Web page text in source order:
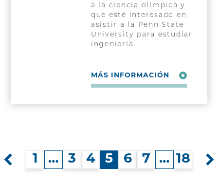
a la ciencia olímpica y
que esté interesado en
asistir a la Penn State
University para estudiar
ingeniería.
MÁS INFORMACIÓN
1 … 3 4 5 6 7 … 18